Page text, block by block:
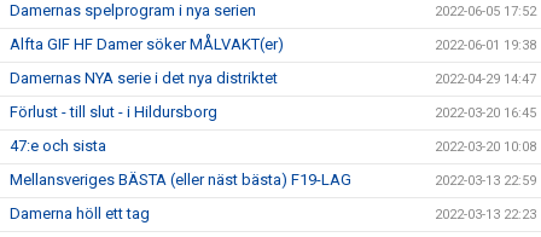
Damernas spelprogram i nya serien 2022-06-05 17:52
Alfta GIF HF Damer söker MÅLVAKT(er) 2022-06-01 19:38
Damernas NYA serie i det nya distriktet 2022-04-29 14:47
Förlust - till slut - i Hildursborg 2022-03-20 16:45
47:e och sista 2022-03-20 10:08
Mellansveriges BÄSTA (eller näst bästa) F19-LAG 2022-03-13 22:59
Damerna höll ett tag 2022-03-13 22:23